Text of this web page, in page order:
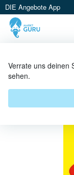
DIE Angebote App
Verrate uns deinen
sehen.